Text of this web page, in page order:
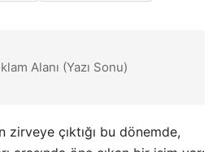
Alanı (Yazı Sonu)
çıktığı bu dönemde,